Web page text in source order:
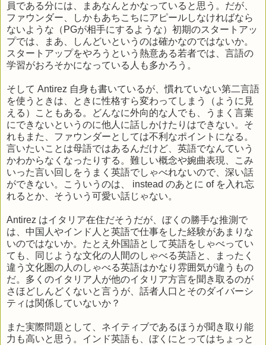
員である分には、まあなんとかなっていると思う。だが、
ファウンダー、しかもあちこちにアピールしなければなら
ないような（PGが相手にするような）初期のスタートアッ
プでは、まあ、しんどいというのは確かなのではないか。
スタートアップをやろうという熱意ある若者では、言語の
学習がおろそかになっている人も多かろう。
そして Antirez 自身も書いているが、慣れていない第二言語
を使うときは、ときに性格すら変わってしまう（ように見
える）こともある。どんなに外向的な人でも、うまく言葉
にできないというのに他人に話しかけたりはできない。そ
れもまた、ファウンダーとしては不利なポイントになる。
言いたいことは母語ではあるんだけど、英語でなんていう
かわからなくなったりする。難しい概念や婉曲表現、こみ
いった言い回しをうまく英語でしゃべれないので、深い話
ができない。こういうのは、 instead のあとに of を入れ忘
れるとか、そういう可愛い話じゃない。
Antirez はイタリア在住だそうだが、ぼくの勝手な推測で
は、中国人やインド人と英語で仕事をした経験があまりな
いのではないか。たとえ外国語として英語をしゃべってい
ても、同じような文化の人間のしゃべる英語と、まったく
違う文化圏の人のしゃべる英語はかなり雰囲気が違うもの
だ。多くのイタリア人が他のイタリア方言を聞き取るのが
さほどしんどくないと言うが、話者人口とそのダイバーシ
ティは関係していないか？
また実際問題として、ネイティブであるほうが聞き取り能
力も高いと思う。インド英語も、ぼくにとってはちょっと